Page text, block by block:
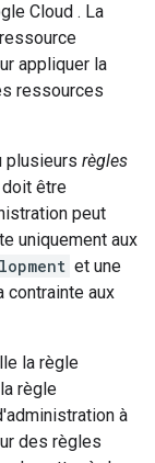
Cloud . La
appliquer la
ressources
plusieurs règles
être
peut
uniquement aux
et une
contrainte aux
la règle
règle
à
des règles